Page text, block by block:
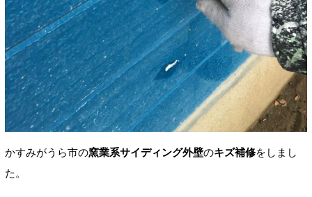
かすみがうら市の窯業系サイディング外壁のキズ補修をしまし
た。